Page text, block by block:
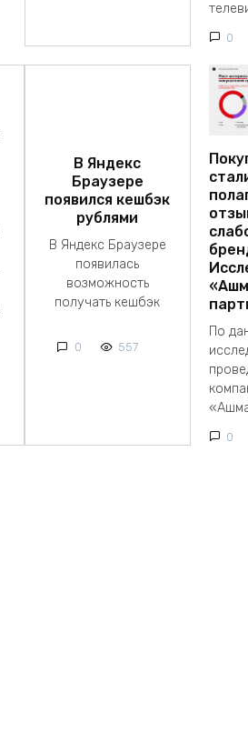
0
В Яндекс
Браузере
появился кешбэк
рублями
В Яндекс Браузере
появилась
возможность
получать кешбэк
0 557
По
0